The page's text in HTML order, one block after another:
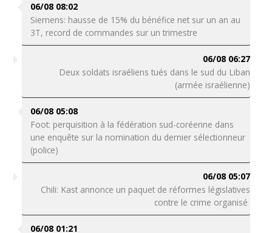
06/08 08:02
Siemens: hausse de 15% du bénéfice net sur un an au
3T, record de commandes sur un trimestre
06/08 06:27
Deux soldats israéliens tués dans le sud du Liban
(armée israélienne)
06/08 05:08
Foot: perquisition à la fédération sud-coréenne dans
une enquête sur la nomination du dernier sélectionneur
(police)
06/08 05:07
Chili: Kast annonce un paquet de réformes législatives
contre le crime organisé
06/08 01:21